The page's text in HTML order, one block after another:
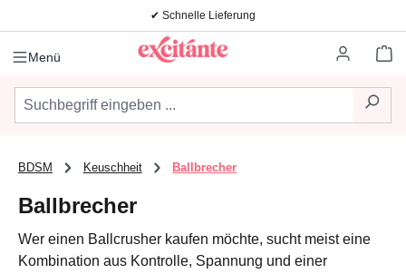
Zum Hauptinhalt springen✔ Schnelle Lieferung
Menü
BDSM Keuschheit Ballbrecher
Ballbrecher
Wer einen Ballcrusher kaufen möchte, sucht meist eine
Kombination aus Kontrolle, Spannung und einer